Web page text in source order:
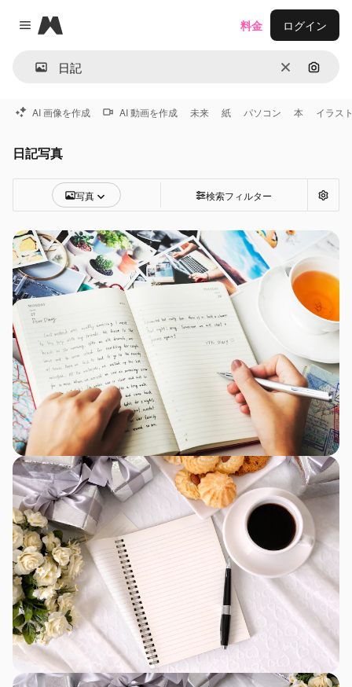
Close menu
Magnific
消去 画像で
料金 ログイン
AI 画像を作成 AI 動画を作成 未来 紙 パソコン 本 イラス
日記写真
写真 検索フィルター